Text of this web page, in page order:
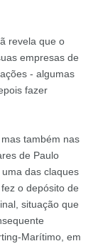
revela que o
empresas de
- algumas
fazer
também nas
de Paulo
das claques
o depósito de
situação que
Marítimo, em